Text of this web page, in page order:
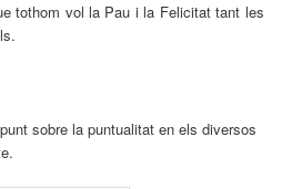
tothom vol la Pau i la Felicitat tant les
sobre la puntualitat en els diversos